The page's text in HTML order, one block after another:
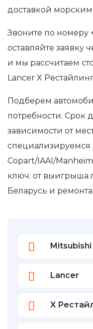
доставкой морским
Звоните по номеру
оставляйте заявку
и мы рассчитаем
Lancer X
Подберем
потребности. Срок
зависимости от
специализируемся
Copart/IAAI/
ключ: от выигрыша
Беларусь и
Mitsubishi
Lancer
X